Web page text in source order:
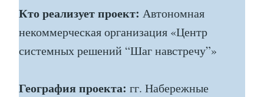
Кто реализует проект: Автономная
некоммерческая организация «Центр
системных решений “Шаг навстречу”»
География проекта: гг. Набережные